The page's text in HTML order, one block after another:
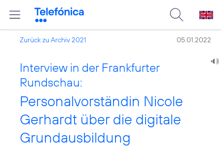
Zurück zu Archiv 2021 05.01.2022
Interview in der Frankfurter
Rundschau:
Personalvorständin Nicole
Gerhardt über die digitale
Grundausbildung